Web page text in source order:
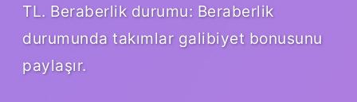
TL. Beraberlik durumu: Beraberlik
durumunda takımlar galibiyet bonusunu
paylaşır.